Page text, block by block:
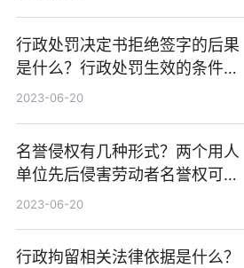
行政处罚决定书拒绝签字的后果
是什么？行政处罚生效的条件是
什么？ 世界观天下
2023-06-20
名誉侵权有几种形式？两个用人
单位先后侵害劳动者名誉权可以
合并起诉吗？|环球通讯
2023-06-20
行政拘留相关法律依据是什么？